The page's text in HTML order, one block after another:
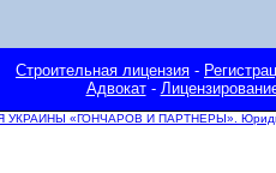
Строительная лицензия -
Адвокат-
«ГОНЧАРОВ И ПАРТНЕРЫ».